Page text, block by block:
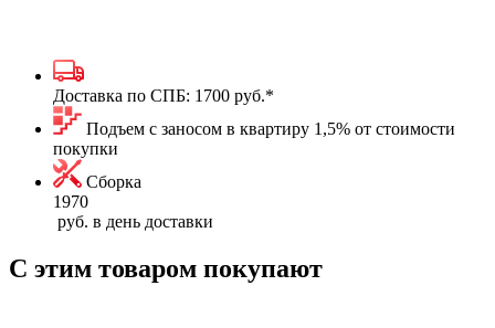
Доставка по СПБ: 1700 руб.*
Подъем с заносом в квартиру 1,5% от стоимости
покупки
Сборка
1970
руб. в день доставки
С этим товаром покупают